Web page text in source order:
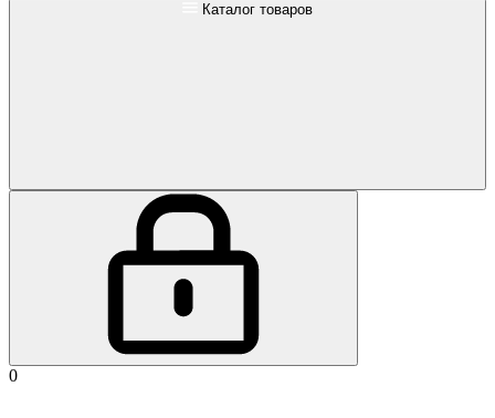
Каталог товаров
0